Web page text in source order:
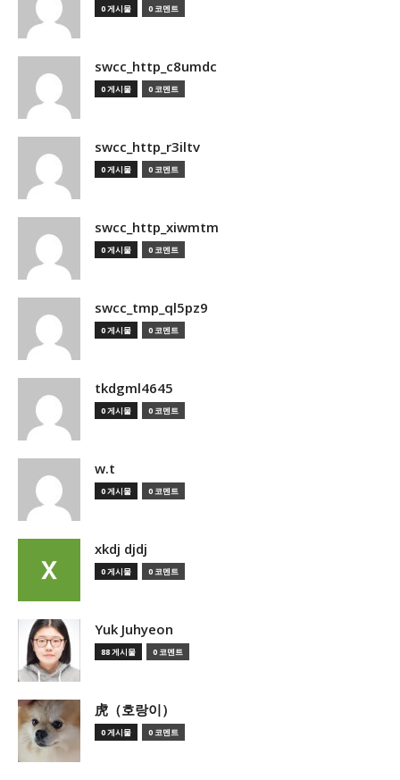
0 게시물 0 코멘트
swcc_http_c8umdc
0 게시물 0 코멘트
swcc_http_r3iltv
0 게시물 0 코멘트
swcc_http_xiwmtm
0 게시물 0 코멘트
swcc_tmp_ql5pz9
0 게시물 0 코멘트
tkdgml4645
0 게시물 0 코멘트
w.t
0 게시물 0 코멘트
xkdj djdj
0 게시물 0 코멘트
Yuk Juhyeon
88 게시물 0 코멘트
虎（호랑이）
0 게시물 0 코멘트